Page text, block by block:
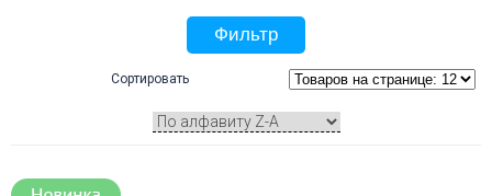
Фильтр
Сортировать